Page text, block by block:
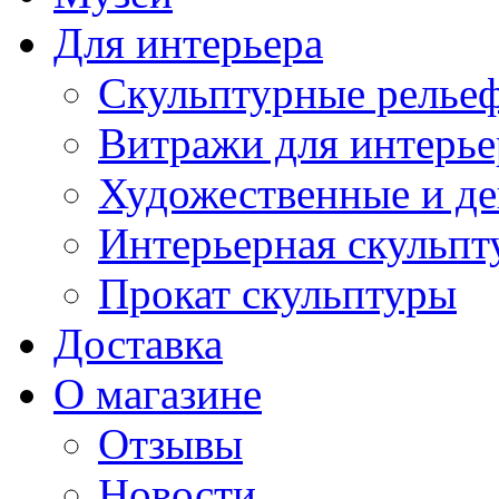
Для интерьера
Скульптурные
Витражи для
Художественные и
Интерьерная
Прокат скульптуры
Доставка
О магазине
Отзывы